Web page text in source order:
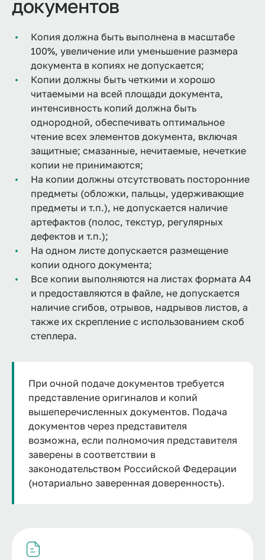
документов
Копия должна быть выполнена в масштабе
100%, увеличение или уменьшение размера
документа в копиях не допускается;
Копии должны быть четкими и хорошо
читаемыми на всей площади документа,
интенсивность копий должна быть
однородной, обеспечивать оптимальное
чтение всех элементов документа, включая
защитные; смазанные, нечитаемые, нечеткие
копии не принимаются;
На копии должны отсутствовать посторонние
предметы (обложки, пальцы, удерживающие
предметы и т.п.), не допускается наличие
артефактов (полос, текстур, регулярных
дефектов и т.п.);
На одном листе допускается размещение
копии одного документа;
Все копии выполняются на листах формата А4
и предоставляются в файле, не допускается
наличие сгибов, отрывов, надрывов листов, а
также их скрепление с использованием скоб
степлера.
При очной подаче документов требуется
представление оригиналов и копий
вышеперечисленных документов. Подача
документов через представителя
возможна, если полномочия представителя
заверены в соответствии в
законодательством Российской Федерации
(нотариально заверенная доверенность).